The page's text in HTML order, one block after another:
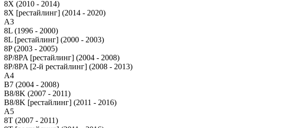
8X (2010 - 2014)
8X [рестайлинг] (2014 - 2020)
A3
8L (1996 - 2000)
8L [рестайлинг] (2000 - 2003)
8P (2003 - 2005)
8P/8PA [рестайлинг] (2004 - 2008)
8P/8PA [2-й рестайлинг] (2008 - 2013)
A4
B7 (2004 - 2008)
B8/8K (2007 - 2011)
B8/8K [рестайлинг] (2011 - 2016)
A5
8T (2007 - 2011)